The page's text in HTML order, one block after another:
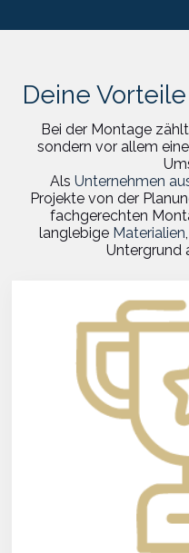
Deine
Bei der Montage
sondern vor allem
Als Unternehmen
Projekte von der
fachgerechten
langlebige Materialien
Untergrund